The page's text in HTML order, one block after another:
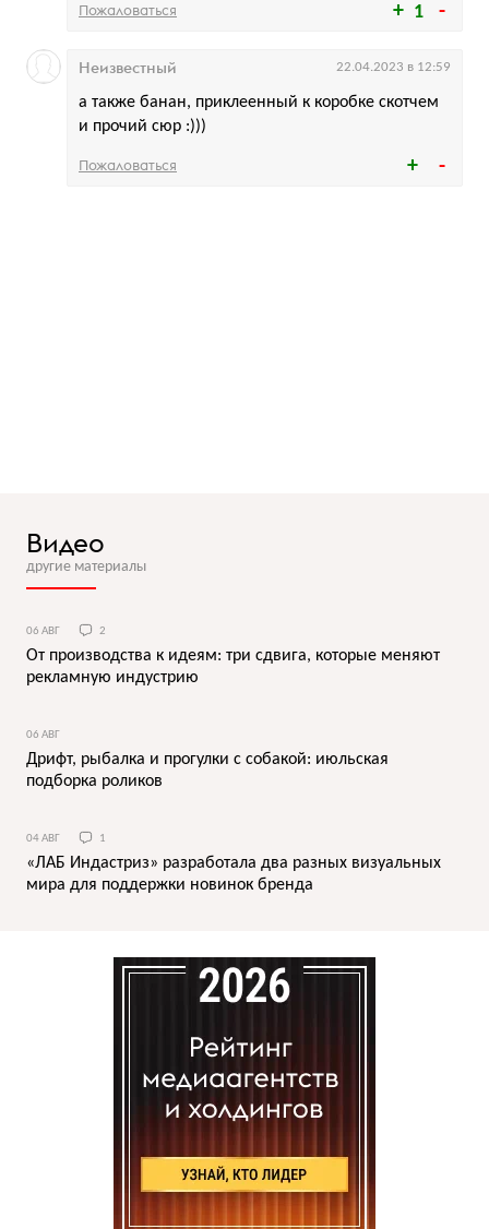
1
Пожаловаться
а также банан, приклеенный к коробке скотчем
и прочий сюр :)))
Неизвестный 22.04.2023 в 12:59
Пожаловаться
Видео
другие материалы
06 АВГ 2
От производства к идеям: три сдвига, которые меняют
рекламную индустрию
06 АВГ
Дрифт, рыбалка и прогулки с собакой: июльская
подборка роликов
04 АВГ 1
«ЛАБ Индастриз» разработала два разных визуальных
мира для поддержки новинок бренда